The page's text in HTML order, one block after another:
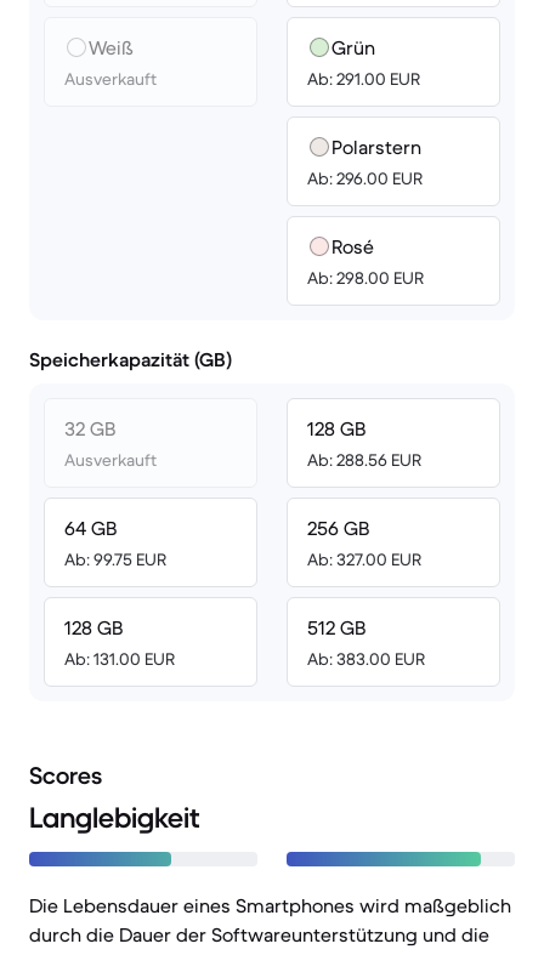
Weiß
Ausverkauft
Grün
Ab: 291.00 EUR
Polarstern
Ab: 296.00 EUR
Rosé
Ab: 298.00 EUR
Speicherkapazität (GB)
32 GB
Ausverkauft
64 GB
Ab: 99.75 EUR
128 GB
Ab: 131.00 EUR
128 GB
Ab: 288.56 EUR
256 GB
Ab: 327.00 EUR
512 GB
Ab: 383.00 EUR
Scores
Langlebigkeit
Die Lebensdauer eines Smartphones wird maßgeblich
durch die Dauer der Softwareunterstützung und die